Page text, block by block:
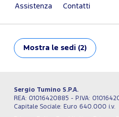
Assistenza Contatti
Mostra le sedi (2)
Sergio Tumino S.P.A.
REA: 01016420885 - P.IVA:
Capitale Sociale: Euro 640.000 i.v.